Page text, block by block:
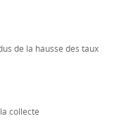
de la hausse des taux
collecte